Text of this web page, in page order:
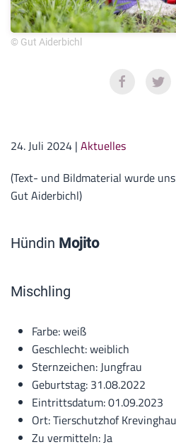
© Gut Aiderbichl
24. Juli 2024 | Aktuelles
(Text- und Bildmaterial wurde
Gut Aiderbichl)
Hündin Mojito
Mischling
Farbe: weiß
Geschlecht: weiblich
Sternzeichen: Jungfrau
Geburtstag: 31.08.2022
Eintrittsdatum: 01.09.2023
Ort: Tierschutzhof
Zu vermitteln: Ja